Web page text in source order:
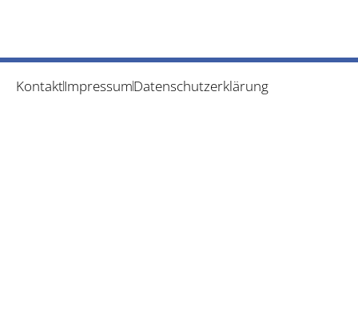
KontaktImpressumDatenschutzerklärung